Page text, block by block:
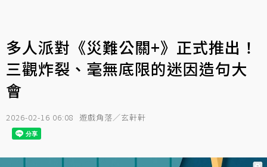
多人派對《災難公關+》正式推出！
三觀炸裂、毫無底限的迷因造句大
會
2026-02-16 06:08 遊戲角落／玄軒軒